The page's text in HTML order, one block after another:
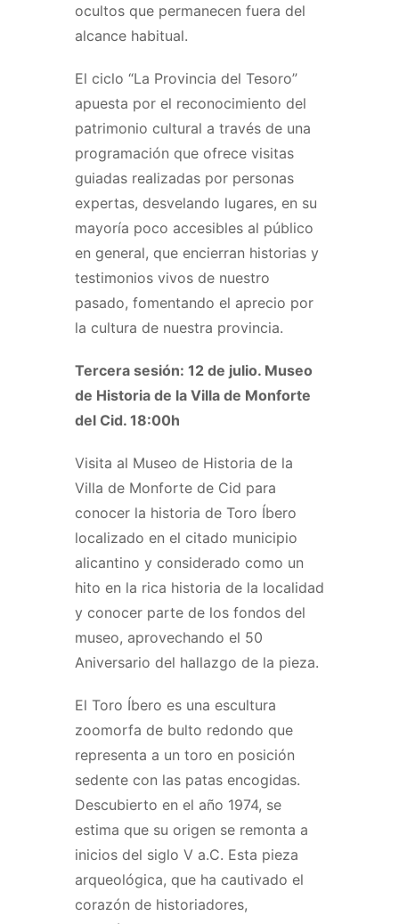
ocultos que permanecen fuera del
alcance habitual.
El ciclo “La Provincia del Tesoro”
apuesta por el reconocimiento del
patrimonio cultural a través de una
programación que ofrece visitas
guiadas realizadas por personas
expertas, desvelando lugares, en su
mayoría poco accesibles al público
en general, que encierran historias y
testimonios vivos de nuestro
pasado, fomentando el aprecio por
la cultura de nuestra provincia.
Tercera sesión: 12 de julio. Museo
de Historia de la Villa de Monforte
del Cid. 18:00h
Visita al Museo de Historia de la
Villa de Monforte de Cid para
conocer la historia de Toro Íbero
localizado en el citado municipio
alicantino y considerado como un
hito en la rica historia de la localidad
y conocer parte de los fondos del
museo, aprovechando el 50
Aniversario del hallazgo de la pieza.
El Toro Íbero es una escultura
zoomorfa de bulto redondo que
representa a un toro en posición
sedente con las patas encogidas.
Descubierto en el año 1974, se
estima que su origen se remonta a
inicios del siglo V a.C. Esta pieza
arqueológica, que ha cautivado el
corazón de historiadores,